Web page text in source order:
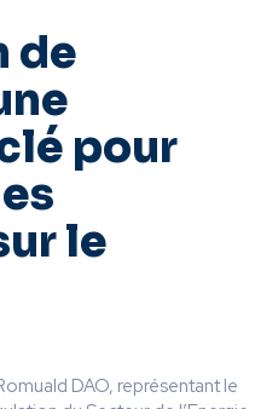
de
pour
le
DAO, représentant le